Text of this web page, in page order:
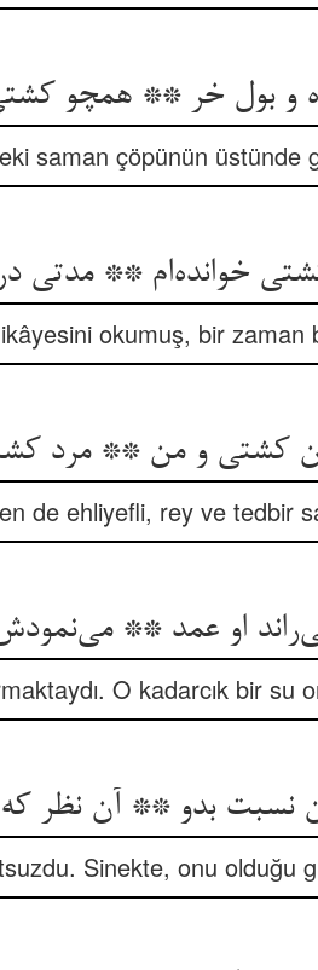
و بول خر ** همچو
saman çöpünün üstünde
okumuş, bir zaman
de ehliyefli, rey ve tedbir
او عمد **
O kadarcık bir su
نسبت بدو ** آن نظر که
Sinekte, onu olduğu